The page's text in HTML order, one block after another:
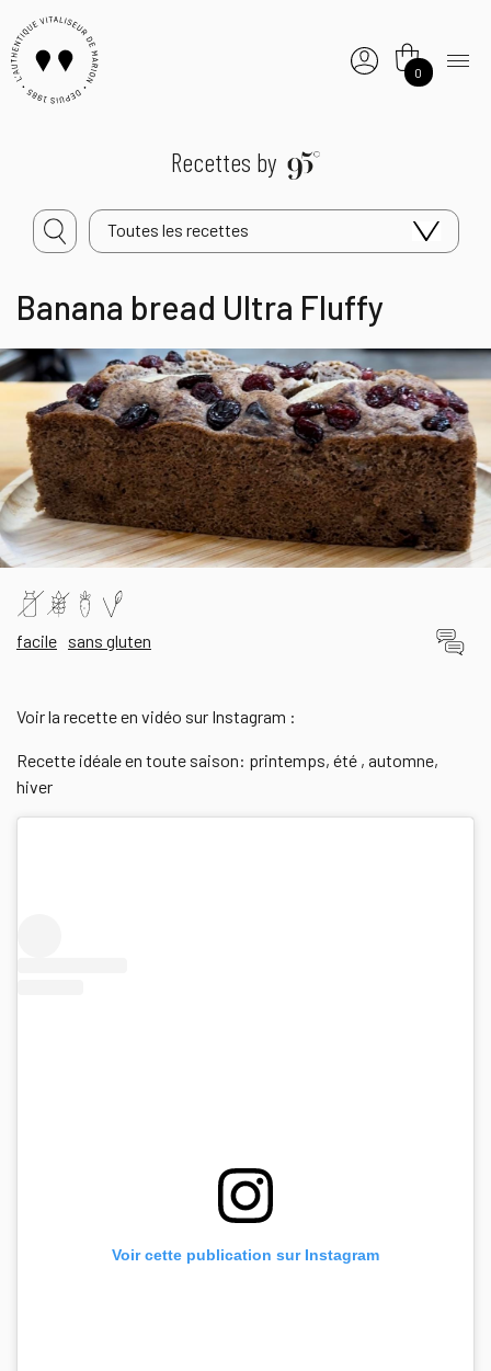
0
Recettes by
Toutes les recettes
Banana bread Ultra Fluffy
facile sans gluten
Voir la recette en vidéo sur Instagram :
Recette idéale en toute saison: printemps, été , automne,
hiver
Voir cette publication sur Instagram